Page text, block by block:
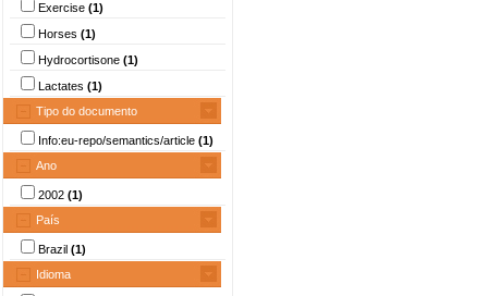
Exercise (1)
Horses (1)
Hydrocortisone (1)
Lactates (1)
Tipo do documento
Info:eu-repo/semantics/article (1)
Ano
2002 (1)
País
Brazil (1)
Idioma